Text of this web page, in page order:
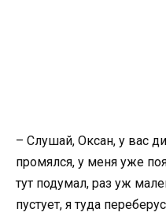
– Слушай, Оксан, у вас
промялся, у меня уже
тут подумал, раз уж
пустует, я туда